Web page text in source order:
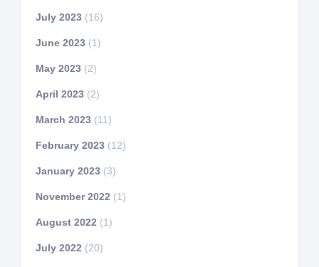
July 2023 (16)
June 2023 (1)
May 2023 (2)
April 2023 (2)
March 2023 (11)
February 2023 (12)
January 2023 (3)
November 2022 (1)
August 2022 (1)
July 2022 (20)